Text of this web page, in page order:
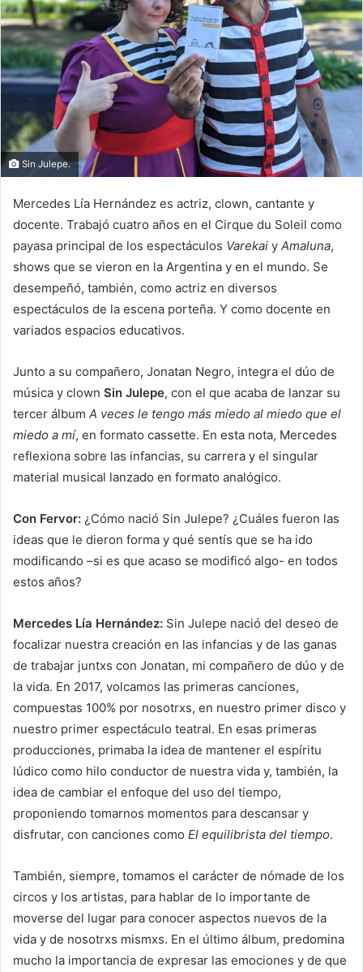
Sin Julepe.
Mercedes Lía Hernández es actriz, clown, cantante y
docente. Trabajó cuatro años en el Cirque du Soleil como
payasa principal de los espectáculos Varekai y Amaluna,
shows que se vieron en la Argentina y en el mundo. Se
desempeñó, también, como actriz en diversos
espectáculos de la escena porteña. Y como docente en
variados espacios educativos.
Junto a su compañero, Jonatan Negro, integra el dúo de
música y clown Sin Julepe, con el que acaba de lanzar su
tercer álbum A veces le tengo más miedo al miedo que el
miedo a mí, en formato cassette. En esta nota, Mercedes
reflexiona sobre las infancias, su carrera y el singular
material musical lanzado en formato analógico.
Con Fervor: ¿Cómo nació Sin Julepe? ¿Cuáles fueron las
ideas que le dieron forma y qué sentís que se ha ido
modificando –si es que acaso se modificó algo- en todos
estos años?
Mercedes Lía Hernández: Sin Julepe nació del deseo de
focalizar nuestra creación en las infancias y de las ganas
de trabajar juntxs con Jonatan, mi compañero de dúo y de
la vida. En 2017, volcamos las primeras canciones,
compuestas 100% por nosotrxs, en nuestro primer disco y
nuestro primer espectáculo teatral. En esas primeras
producciones, primaba la idea de mantener el espíritu
lúdico como hilo conductor de nuestra vida y, también, la
idea de cambiar el enfoque del uso del tiempo,
proponiendo tomarnos momentos para descansar y
disfrutar, con canciones como El equilibrista del tiempo.
También, siempre, tomamos el carácter de nómade de los
circos y los artistas, para hablar de lo importante de
moverse del lugar para conocer aspectos nuevos de la
vida y de nosotrxs mismxs. En el último álbum, predomina
mucho la importancia de expresar las emociones y de que